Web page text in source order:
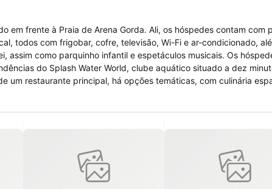
em frente à Praia de Arena Gorda. Ali, os hóspedes contam com
do Splash Water World, clube aquático situado a dez
mais de dez quilômetros do